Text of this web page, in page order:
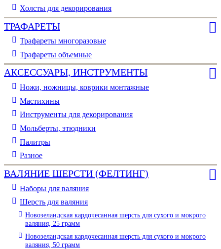
Холсты для декорирования
ТРАФАРЕТЫ
Трафареты многоразовые
Трафареты объемные
АКСЕССУАРЫ, ИНСТРУМЕНТЫ
Ножи, ножницы, коврики монтажные
Мастихины
Инструменты для декорирования
Мольберты, этюдники
Палитры
Разное
ВАЛЯНИЕ ШЕРСТИ (ФЕЛТИНГ)
Наборы для валяния
Шерсть для валяния
Новозеландская кардочесанная шерсть для сухого и мокрого
валяния, 25 грамм
Новозеландская кардочесанная шерсть для сухого и мокрого
валяния, 50 грамм